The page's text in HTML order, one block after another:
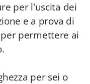
per l'uscita dei
e a prova di
permettere ai
per sei o